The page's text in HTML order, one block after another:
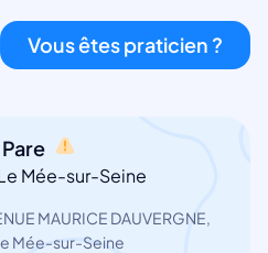
Vous êtes praticien ?
Mée-sur-Seine
MAURICE DAUVERGNE,
Mée-sur-Seine